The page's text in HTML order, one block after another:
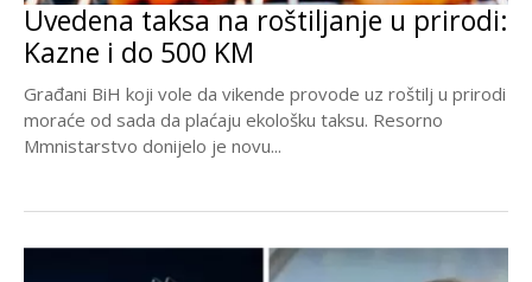
Uvedena taksa na roštiljanje u prirodi:
Kazne i do 500 KM
Građani BiH koji vole da vikende provode uz roštilj u prirodi
moraće od sada da plaćaju ekološku taksu. Resorno
Mmnistarstvo donijelo je novu...